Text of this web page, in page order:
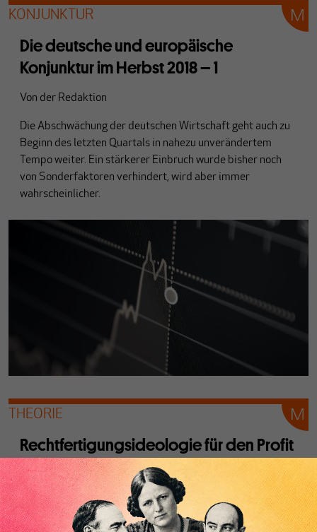
KONJUNKTUR
Die deutsche und europäische
Konjunktur im Herbst 2018 – 1
Von der Redaktion
Die Abschwächung der deutschen Wirtschaft geht auch zu
Beginn des letzten Quartals in nahezu unverändertem
Tempo weiter. Ein stärkerer Einbruch wurde bisher noch
von Sonderfaktoren verhindert, wird aber immer
wahrscheinlicher.
THEORIE
Rechtfertigungsideologie für den Profit
VonAlbert F. Reiterer
Ist Wirtschaftswachstum „zufällig“ oder doch technisch
bedingt? Letzteres will die Neoklassik von vorne herein in